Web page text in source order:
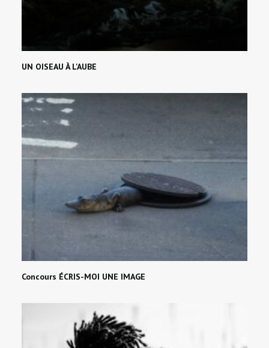
UN OISEAU À L'AUBE
Concours ÉCRIS-MOI UNE IMAGE